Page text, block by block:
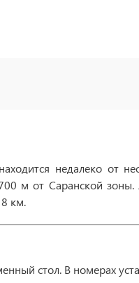
недалеко от
м от Саранской зоны.
км.
стол. В номерах